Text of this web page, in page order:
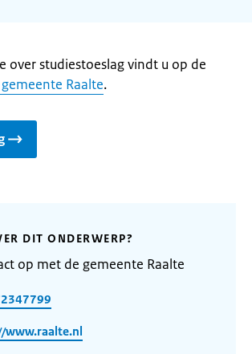
over studiestoeslag vindt u op de
Raalte.
DIT ONDERWERP?
op met de gemeente Raalte
www.raalte.nl